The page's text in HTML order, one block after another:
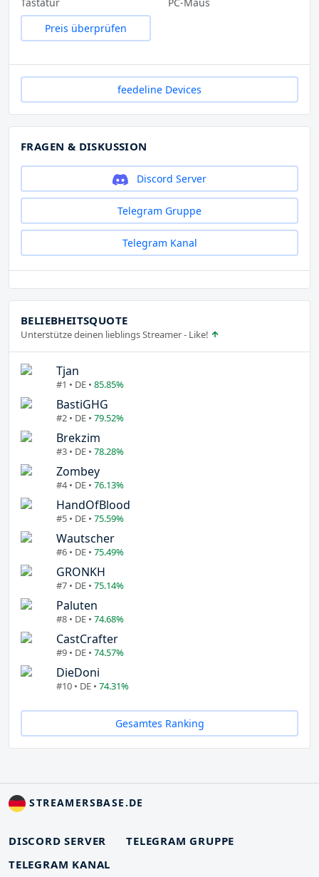
Preis überprüfen
feedeline Devices
FRAGEN & DISKUSSION
Discord Server
Telegram Gruppe
Telegram Kanal
BELIEBHEITSQUOTE
Unterstütze deinen lieblings Streamer - Like!
Tjan
#1 • DE • 85.85%
BastiGHG
#2 • DE • 79.52%
Brekzim
#3 • DE • 78.28%
Zombey
#4 • DE • 76.13%
HandOfBlood
#5 • DE • 75.59%
Wautscher
#6 • DE • 75.49%
GRONKH
#7 • DE • 75.14%
Paluten
#8 • DE • 74.68%
CastCrafter
#9 • DE • 74.57%
DieDoni
#10 • DE • 74.31%
Gesamtes Ranking
STREAMERSBASE.DE
DISCORD SERVER
TELEGRAM GRUPPE
TELEGRAM KANAL